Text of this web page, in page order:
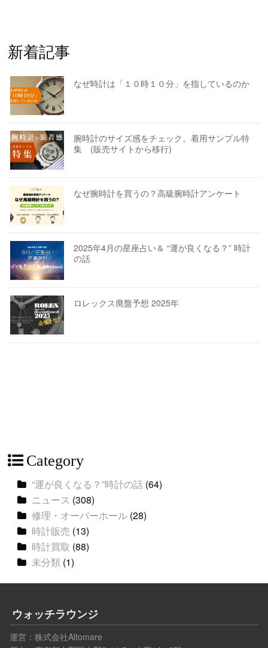
新着記事
なぜ時計は「１０時１０分」を指しているのか
腕時計のサイズ感をチェック。着用サンプル特
集 (販売サイトから移行)
なぜ腕時計を買うの？高級腕時計アンケート
2025年4月の星座占い＆ “運が良くなる？” 時計
の話
ロレックス廃盤予想 2025年
Category
“運が良くなる？”時計の話 (64)
ニュース (308)
修理・オーバーホール (28)
時計販売 (13)
時計買取 (88)
未分類 (1)
ウォッチラウンジ
運営： 株式会社Altomare